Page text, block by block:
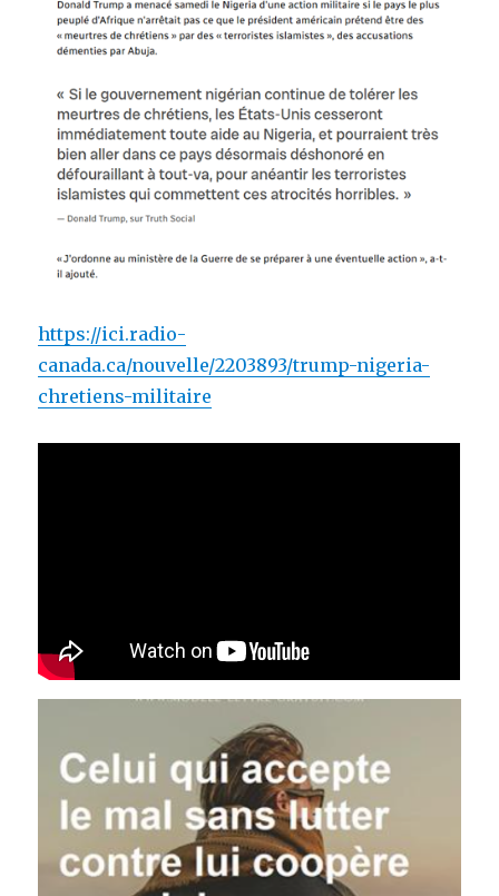
https://ici.radio-
canada.ca/nouvelle/2203893/trump-nigeria-
chretiens-militaire